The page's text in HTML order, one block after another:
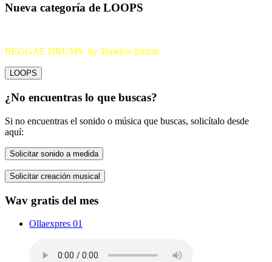
Nueva categoría de LOOPS
REGGAE DRUMS by Tunelón Iration
LOOPS
¿No encuentras lo que buscas?
Si no encuentras el sonido o música que buscas, solicítalo desde
aquí:
Solicitar sonido a medida
Solicitar creación musical
Wav gratis del mes
Ollaexpres 01